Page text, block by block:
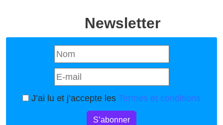
Newsletter
J’ai lu et j’accepte les Termes et conditions
S’abonner